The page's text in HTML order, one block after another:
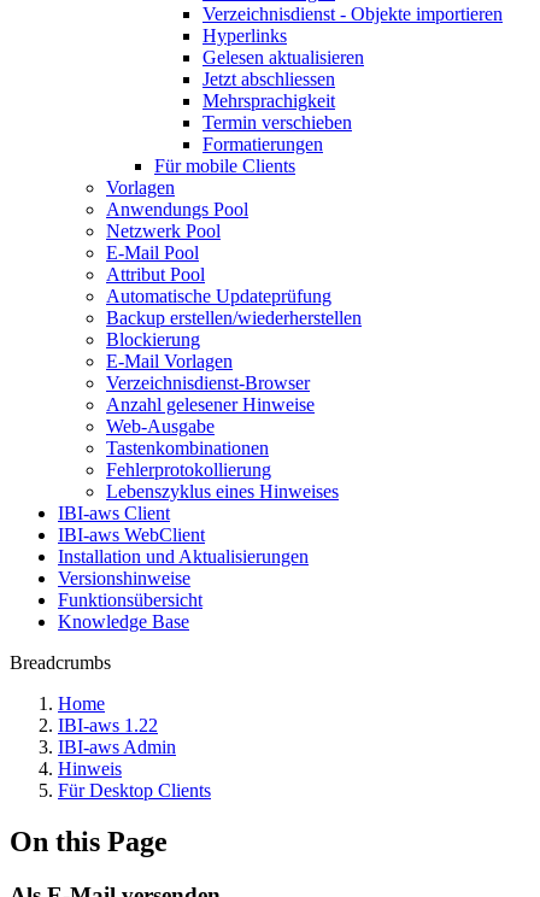
Verzeichnisdienst - Objekte importieren
Hyperlinks
Gelesen aktualisieren
Jetzt abschliessen
Mehrsprachigkeit
Termin verschieben
Formatierungen
Für mobile Clients
Vorlagen
Anwendungs Pool
Netzwerk Pool
E-Mail Pool
Attribut Pool
Automatische Updateprüfung
Backup erstellen/wiederherstellen
Blockierung
E-Mail Vorlagen
Verzeichnisdienst-Browser
Anzahl gelesener Hinweise
Web-Ausgabe
Tastenkombinationen
Fehlerprotokollierung
Lebenszyklus eines Hinweises
IBI-aws Client
IBI-aws WebClient
Installation und Aktualisierungen
Versionshinweise
Funktionsübersicht
Knowledge Base
Breadcrumbs
Home
IBI-aws 1.22
IBI-aws Admin
Hinweis
Für Desktop Clients
On this Page